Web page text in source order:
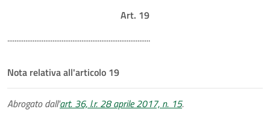
Art. 19
...............................................................................
Nota relativa all'articolo 19
Abrogato dall'art. 36, l.r. 28 aprile 2017, n. 15.